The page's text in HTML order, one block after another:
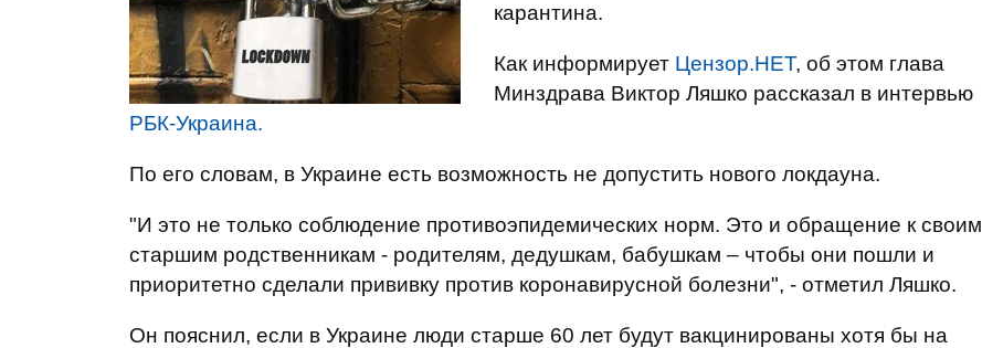
карантина.
Как информирует Цензор.НЕТ, об этом глава
Минздрава Виктор Ляшко рассказал в интервью
РБК-Украина.
По его словам, в Украине есть возможность не допустить нового локдауна.
"И это не только соблюдение противоэпидемических норм. Это и обращение к своим
старшим родственникам - родителям, дедушкам, бабушкам – чтобы они пошли и
приоритетно сделали прививку против коронавирусной болезни", - отметил Ляшко.
Он пояснил, если в Украине люди старше 60 лет будут вакцинированы хотя бы на